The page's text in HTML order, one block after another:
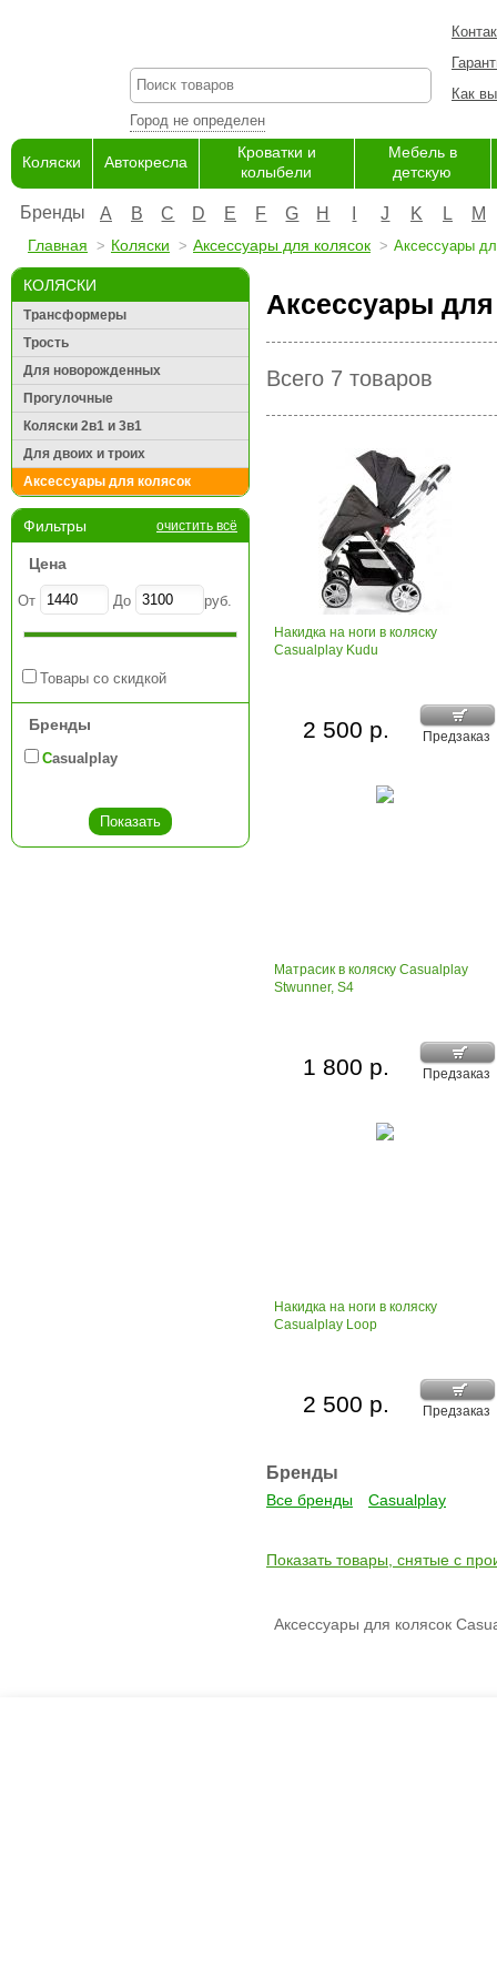
Город не определен
Как
Коляски Автокресла
Кроватки и
колыбели
Мебель в
детскую
Бренды A B C D E F G H J K L M
Главная Коляски Аксессуары для колясок Аксессуары
КОЛЯСКИ
Трансформеры
Трость
Для новорожденных
Прогулочные
Коляски 2в1 и 3в1
Для двоих и троих
Аксессуары для колясок
Фильтры очистить всё
Цена
От До руб.
Товары со скидкой
Бренды
Casualplay
Аксессуары
Всего 7 товаров
Накидка на ноги в коляску
Casualplay Kudu
Предзаказ
2 500 р.
Матрасик в коляску Casualplay
Stwunner, S4
Предзаказ
1 800 р.
Накидка на ноги в коляску
Casualplay Loop
Предзаказ
2 500 р.
Бренды
Все бренды Casualplay
Показать товары, снятые с
Аксессуары для колясок